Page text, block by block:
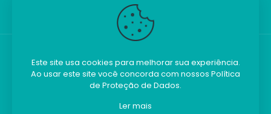
Kilobim - Todos os direitos reservados.
Este site usa cookies para melhorar sua experiência.
Ao usar este site você concorda com nossos Política
de Proteção de Dados.
Ler mais